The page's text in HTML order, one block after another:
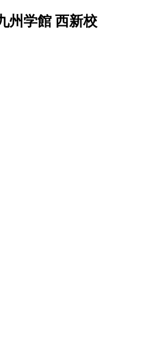
州学館 西新校